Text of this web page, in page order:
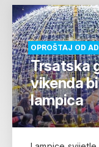
OPROŠTAJ OD
Trsatska
vikenda
lampica